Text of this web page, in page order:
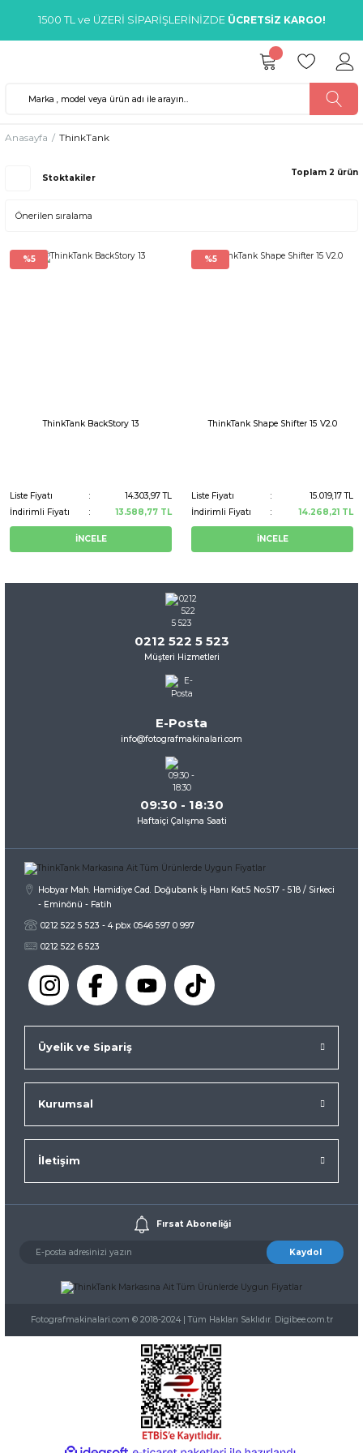
1500 TL ve ÜZERİ SİPARİŞLERİNİZDE ÜCRETSİZ KARGO!
Anasayfa ThinkTank
Stoktakiler
Toplam 2 ürün
%5
ThinkTank BackStory 13
Liste Fiyatı
14.303,97 TL
İndirimli Fiyatı
13.588,77 TL
İNCELE
%5
ThinkTank Shape Shifter 15 V2.0
Liste Fiyatı
15.019,17 TL
İndirimli Fiyatı
14.268,21 TL
İNCELE
0212 522 5 523
Müşteri Hizmetleri
E-Posta
info@fotografmakinalari.com
09:30 - 18:30
Haftaiçi Çalışma Saati
Hobyar Mah. Hamidiye Cad. Doğubank İş Hanı Kat:5 No:517 - 518 / Sirkeci
- Eminönü - Fatih
0212 522 5 523 - 4 pbx 0546 597 0 997
0212 522 6 523
Üyelik ve Sipariş
Kurumsal
İletişim
Fırsat Aboneliği
Kaydol
Fotografmakinalari.com © 2018-2024 | Tüm Hakları Saklıdır. Digibee.com.tr